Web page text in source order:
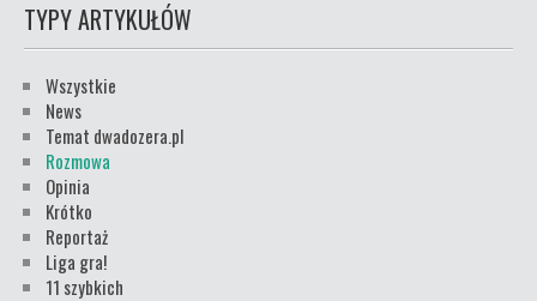
TYPY ARTYKUŁÓW
Wszystkie
News
Temat dwadozera.pl
Rozmowa
Opinia
Krótko
Reportaż
Liga gra!
11 szybkich